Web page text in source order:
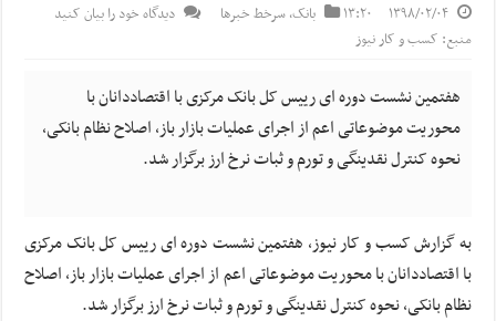
۱۳۹۸/۰۲/۰۴ ۱۳:۲۰ بانک,سرخط خبرها
دیدگاه خود را بیان کنید
منبع: کسب و کار نیوز
هفتمین نشست دوره ای رییس کل بانک مرکزی با اقتصاددانان با
محوریت موضوعاتی اعم از اجرای عملیات بازار باز، اصلاح نظام بانکی،
نحوه کنترل نقدینگی و تورم و ثبات نرخ ارز برگزار شد.
به گزارش کسب و کار نیوز، هفتمین نشست دوره ای رییس کل بانک مرکزی
با اقتصاددانان با محوریت موضوعاتی اعم از اجرای عملیات بازار باز، اصلاح
نظام بانکی، نحوه کنترل نقدینگی و تورم و ثبات نرخ ارز برگزار شد.